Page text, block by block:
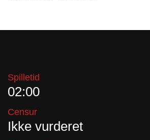
Spilletid
02:00
Censur
Ikke vurderet